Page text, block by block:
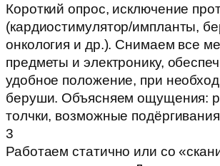
Короткий опрос, исключение
(кардиостимулятор/импланты,
онкология и др.). Снимаем все
предметы и электронику,
удобное положение, при
беруши. Объясняем ощущения:
толчки, возможные
3
Работаем статично или со